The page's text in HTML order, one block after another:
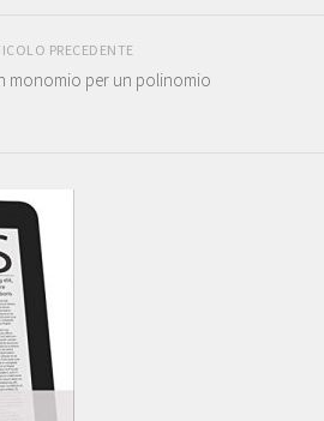
PRECEDENTE
monomio per un polinomio